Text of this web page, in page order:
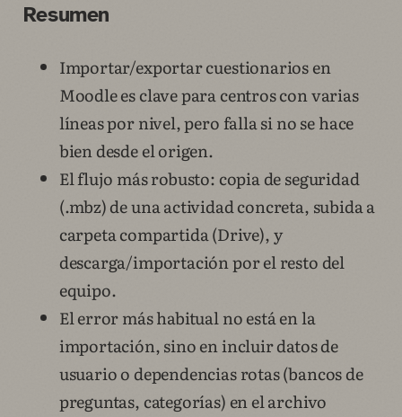
Resumen
Importar/exportar cuestionarios en
Moodle es clave para centros con varias
líneas por nivel, pero falla si no se hace
bien desde el origen.
El flujo más robusto: copia de seguridad
(.mbz) de una actividad concreta, subida a
carpeta compartida (Drive), y
descarga/importación por el resto del
equipo.
El error más habitual no está en la
importación, sino en incluir datos de
usuario o dependencias rotas (bancos de
preguntas, categorías) en el archivo